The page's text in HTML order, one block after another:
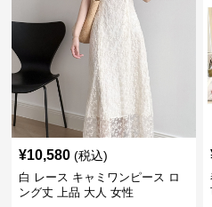
¥10,580 (税込)
白 レース キャミワンピース ロ
ング丈 上品 大人 女性